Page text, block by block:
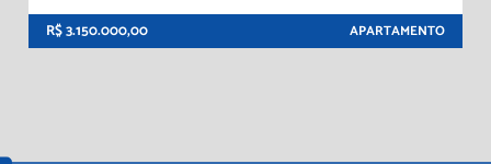
R$ 3.150.000,00 APARTAMENTO